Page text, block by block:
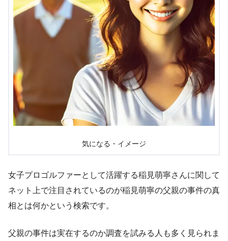
気になる・イメージ
女子プロゴルファーとして活躍する稲見萌寧さんに関して
ネット上で注目されているのが稲見萌寧の父親の事件の真
相とは何かという検索です。
父親の事件は実在するのか調査を試みる人も多く見られま